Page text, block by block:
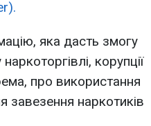
яка дасть змогу
корупції
про використання
завезення наркотиків